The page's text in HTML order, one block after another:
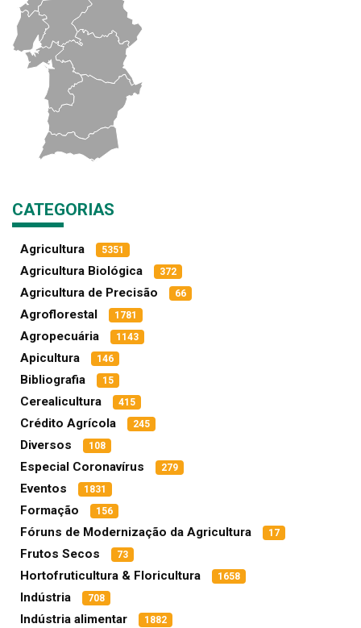
CATEGORIAS
Agricultura 5351
Agricultura Biológica 372
Agricultura de Precisão 66
Agroflorestal 1781
Agropecuária 1143
Apicultura 146
Bibliografia 15
Cerealicultura 415
Crédito Agrícola 245
Diversos 108
Especial Coronavírus 279
Eventos 1831
Formação 156
Fóruns de Modernização da Agricultura 17
Frutos Secos 73
Hortofruticultura & Floricultura 1658
Indústria 708
Indústria alimentar 1882